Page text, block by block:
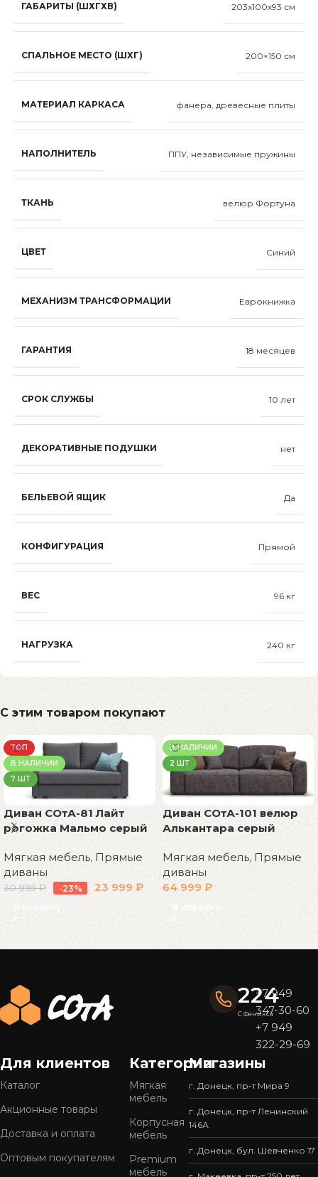
ГАБАРИТЫ (ШХГХВ) 203x100x93 см
СПАЛЬНОЕ МЕСТО (ШХГ) 200×150 см
МАТЕРИАЛ КАРКАСА фанера, древесные плиты
НАПОЛНИТЕЛЬ ППУ, независимые пружины
ТКАНЬ велюр Фортуна
ЦВЕТ Синий
МЕХАНИЗМ ТРАНСФОРМАЦИИ Еврокнижка
ГАРАНТИЯ 18 месяцев
СРОК СЛУЖБЫ 10 лет
ДЕКОРАТИВНЫЕ ПОДУШКИ нет
БЕЛЬЕВОЙ ЯЩИК Да
КОНФИГУРАЦИЯ Прямой
ВЕС 96 кг
НАГРУЗКА 240 кг
С этим товаром покупают
ТОП
В НАЛИЧИИ
7 ШТ
Диван СОтА-81 Лайт
рогожка Мальмо серый
Мягкая мебель, Прямые
диваны
30 999₽ -23% 23 999₽
В корзину
В НАЛИЧИИ
2 ШТ
Диван СОтА-101 велюр
Алькантара серый
Мягкая мебель, Прямые
диваны
64 999₽
В корзину
Read More
224
С Феникса
+7 949
347-30-60
+7 949
322-29-69
Для клиентов
Каталог
Акционные товары
Доставка и оплата
Оптовым покупателям
Категории
Мягкая
мебель
Корпусная
мебель
Premium
мебель
Магазины
г. Донецк, пр-т Мира 9
г. Донецк, пр-т Ленинский
146А
г. Донецк, бул. Шевченко 17